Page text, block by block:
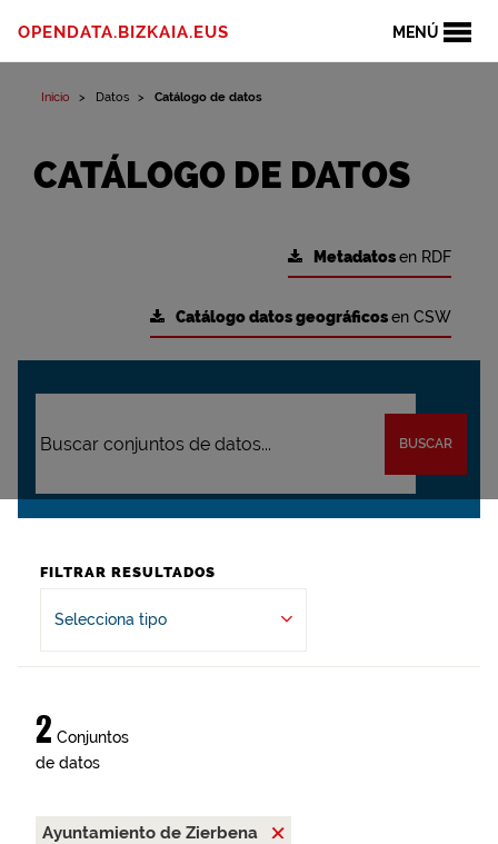
MENÚ
OPENDATA.BIZKAIA.EUS
Inicio Datos Catálogo de datos
CATÁLOGO DE DATOS
Metadatosen RDF
Catálogo datos geográficosen CSW
BUSCAR
FILTRAR RESULTADOS
Selecciona tipo
2 Conjuntos
de datos
Ayuntamiento de Zierbena